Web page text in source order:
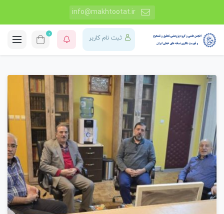
info@makhtootat.ir
ثبت نام کاربر
0